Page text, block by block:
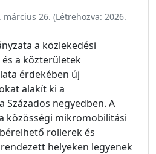
március 26. (Létrehozva: 2026.
a közlekedési
a közterületek
érdekében új
alakít ki a
Százados negyedben. A
közösségi mikromobilitási
rollerek és
helyeken legyenek